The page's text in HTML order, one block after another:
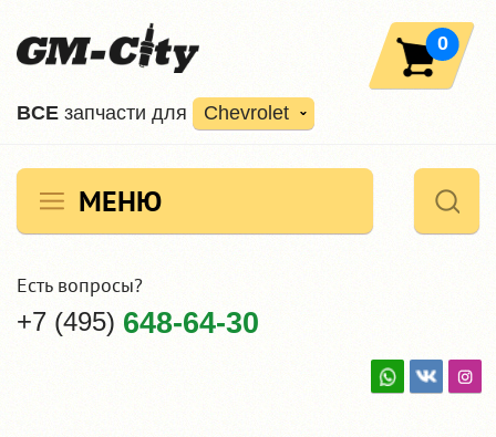
ВCE запчасти для Chevrolet
0
МЕНЮ
Есть вопросы?
+7 (495) 648-64-30